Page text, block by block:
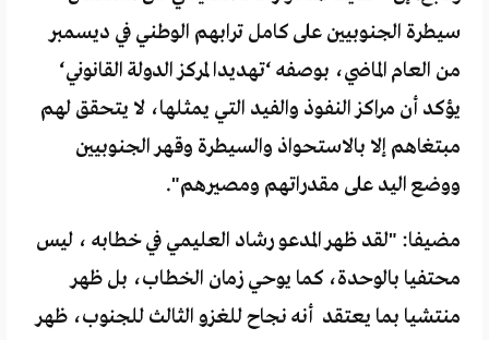
سيطرة الجنوبيين على كامل ترابهم الوطني في ديسمبر
من العام الماضي، بوصفه ‘تهديدا لمركز الدولة القانوني‘
يؤكد أن مراكز النفوذ والفيد التي يمثلها، لا يتحقق لهم
مبتغاهم إلا بالاستحواذ والسيطرة وقهر الجنوبيين
ووضع اليد على مقدراتهم ومصيرهم".
مضيفا: "لقد ظهر المدعو رشاد العليمي في خطابه ، ليس
محتفيا بالوحدة، كما يوحي زمان الخطاب، بل ظهر
منتشيا بما يعتقد أنه نجاح للغزو الثالث للجنوب، ظهر